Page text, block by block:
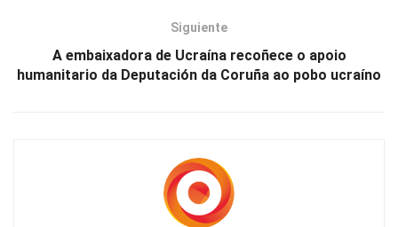
Siguiente
A embaixadora de Ucraína recoñece o apoio
humanitario da Deputación da Coruña ao pobo ucraíno